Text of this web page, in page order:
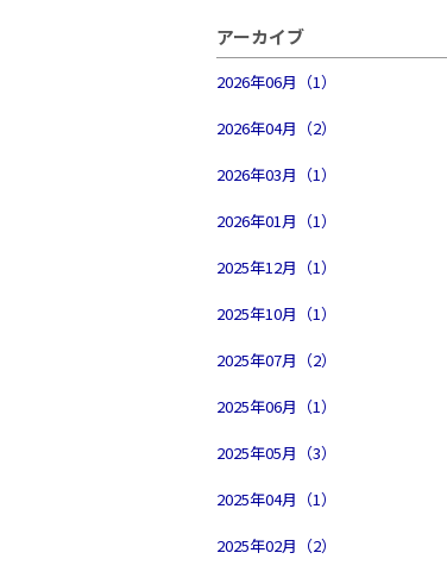
アーカイブ
2026年06月（1）
2026年04月（2）
2026年03月（1）
2026年01月（1）
2025年12月（1）
2025年10月（1）
2025年07月（2）
2025年06月（1）
2025年05月（3）
2025年04月（1）
2025年02月（2）